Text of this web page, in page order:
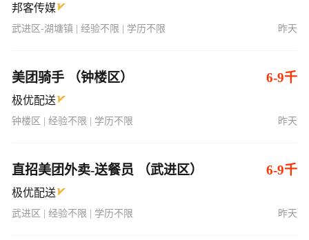
邦客传媒
武进区-湖塘镇 | 经验不限 | 学历不限 昨天
美团骑手 （钟楼区） 6-9千
极优配送
钟楼区 | 经验不限 | 学历不限 昨天
直招美团外卖-送餐员 （武进区） 6-9千
极优配送
武进区 | 经验不限 | 学历不限 昨天